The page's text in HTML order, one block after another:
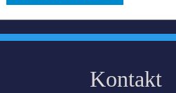
Kontakt